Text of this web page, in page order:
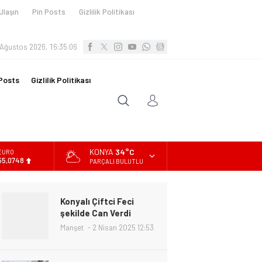
Pin Posts
Gizlilik Politikası
2026, 16:35:08
Gizlilik Politikası
KONYA 34°C
PARÇALI BULUTLU
Konyalı Çiftci Feci
şekilde Can Verdi
Manşet 2 Nisan 2025 12:53